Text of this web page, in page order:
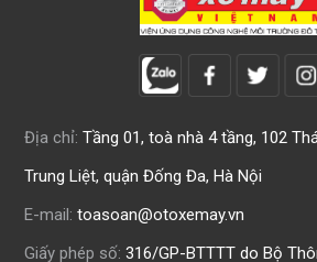
Địa chỉ: Tầng 01, toà nhà 4 tầng, 102
Trung Liệt, quận Đống Đa, Hà Nội
E-mail: toasoan@otoxemay.vn
Giấy phép số: 316/GP-BTTTT do Bộ